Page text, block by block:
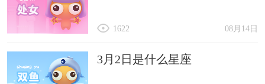
08月14日
1622
3月2日是什么星座